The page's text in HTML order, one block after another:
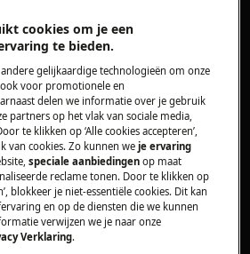
BRANDGEVAAR
bloot aan vlammen, vonken
de batterij op
cookies om je een
te bieden.
gelijkaardige technologieën om onze
voor promotionele en
delen we informatie over je gebruik
partners op het vlak van sociale media,
te klikken op ‘Alle cookies accepteren’,
van cookies. Zo kunnen weje ervaring
speciale aanbiedingen op maat
reclame tonen. Door te klikken op
blokkeer je niet-essentiële cookies. Dit kan
en op de diensten die we kunnen
verwijzen we je naar onze
Verklaring.